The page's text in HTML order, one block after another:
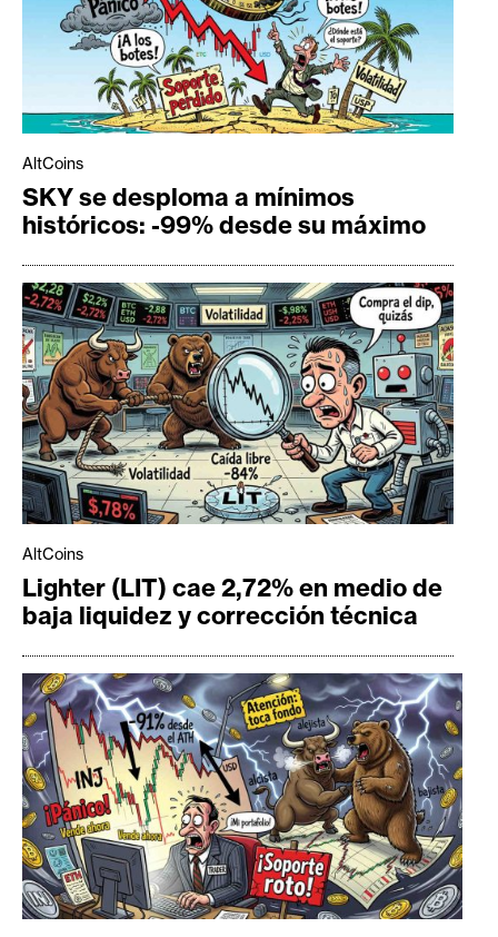
AltCoins
SKY se desploma a mínimos
históricos: -99% desde su máximo
AltCoins
Lighter (LIT) cae 2,72% en medio de
baja liquidez y corrección técnica